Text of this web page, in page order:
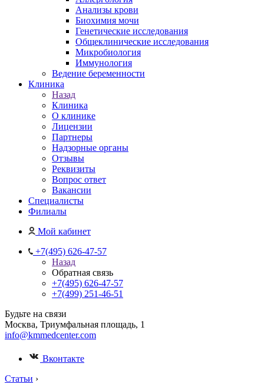
Анализы крови
Биохимия мочи
Генетические исследования
Общеклинические исследования
Микробиология
Иммунология
Ведение беременности
Клиника
Назад
Клиника
О клинике
Лицензии
Партнеры
Надзорные органы
Отзывы
Реквизиты
Вопрос ответ
Вакансии
Специалисты
Филиалы
Мой кабинет
+7(495) 626-47-57
Назад
Обратная связь
+7(495) 626-47-57
+7(499) 251-46-51
Будьте на связи
Москва, Триумфальная площадь, 1
info@kmmedcenter.com
Вконтакте
Статьи ›